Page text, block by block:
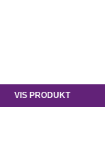
VIS PRODUKT